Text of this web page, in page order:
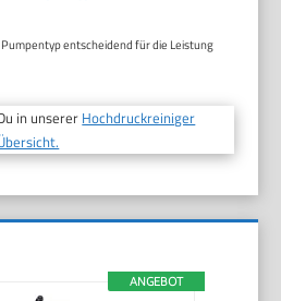
entscheidend für die Leistung
in unserer Hochdruckreiniger
ANGEBOT